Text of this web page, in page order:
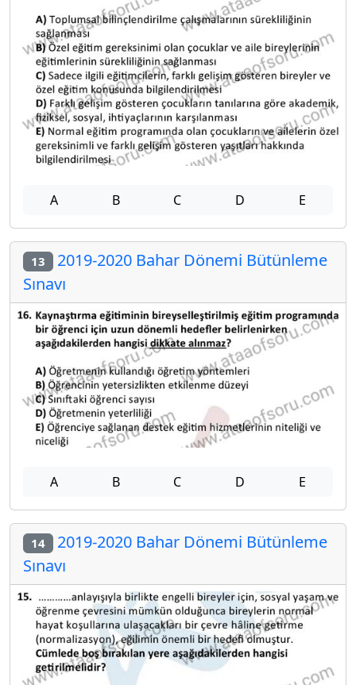
A B C D E
13 2019-2020 Bahar Dönemi Bütünleme
Sınavı
A B C D E
14 2019-2020 Bahar Dönemi Bütünleme
Sınavı